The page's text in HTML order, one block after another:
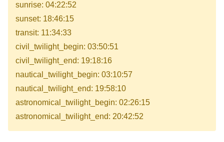
sunrise: 04:22:52
sunset: 18:46:15
transit: 11:34:33
civil_twilight_begin: 03:50:51
civil_twilight_end: 19:18:16
nautical_twilight_begin: 03:10:57
nautical_twilight_end: 19:58:10
astronomical_twilight_begin: 02:26:15
astronomical_twilight_end: 20:42:52